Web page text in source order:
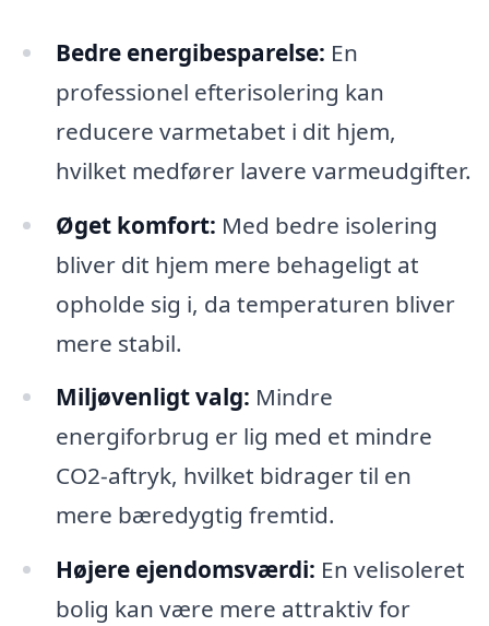
Bedre energibesparelse: En
professionel efterisolering kan
reducere varmetabet i dit hjem,
hvilket medfører lavere varmeudgifter.
Øget komfort: Med bedre isolering
bliver dit hjem mere behageligt at
opholde sig i, da temperaturen bliver
mere stabil.
Miljøvenligt valg: Mindre
energiforbrug er lig med et mindre
CO2-aftryk, hvilket bidrager til en
mere bæredygtig fremtid.
Højere ejendomsværdi: En velisoleret
bolig kan være mere attraktiv for